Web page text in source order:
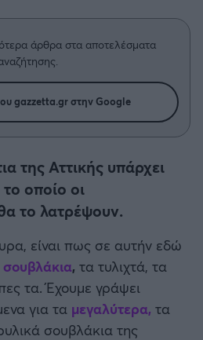
άρθρα στα αποτελέσματα
gazzetta.gr στην Google
της Αττικής υπάρχει
οποίο οι
το λατρέψουν.
είναι πως σε αυτήν εδώ
σουβλάκια, τα τυλιχτά, τα
τα. Έχουμε γράψει
για τα μεγαλύτερα, τα
σουβλάκια της